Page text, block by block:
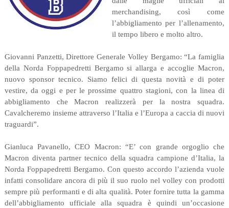
merchandising, così come
l’abbigliamento per l’allenamento,
il tempo libero e molto altro.
Giovanni Panzetti, Direttore Generale Volley Bergamo: “La famiglia
della Norda Foppapedretti Bergamo si allarga e accoglie Macron,
nuovo sponsor tecnico. Siamo felici di questa novità e di poter
vestire, da oggi e per le prossime quattro stagioni, con la linea di
abbigliamento che Macron realizzerà per la nostra squadra.
Cavalcheremo insieme attraverso l’Italia e l’Europa a caccia di nuovi
traguardi”.
Gianluca Pavanello, CEO Macron: “E’ con grande orgoglio che
Macron diventa partner tecnico della squadra campione d’Italia, la
Norda Foppapedretti Bergamo. Con questo accordo l’azienda vuole
infatti consolidare ancora di più il suo ruolo nel volley con prodotti
sempre più performanti e di alta qualità. Poter fornire tutta la gamma
dell’abbigliamento ufficiale alla squadra è quindi un’occasione